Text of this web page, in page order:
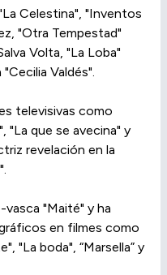
Celestina", "Inventos
"Otra Tempestad"
Volta, "La Loba"
Valdés".
televisivas como
"La que se avecina" y
revelación en la
"Maité" y ha
en filmes como
"La boda", “Marsella” y